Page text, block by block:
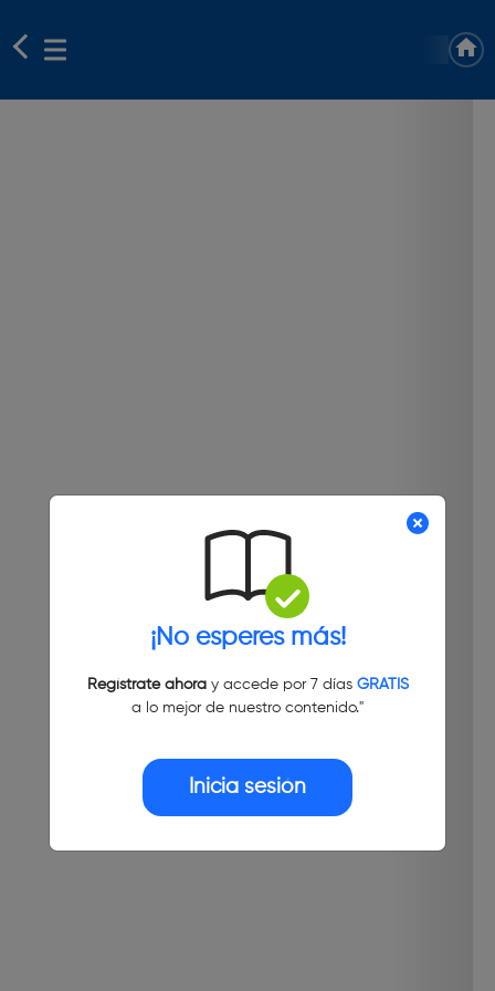
¡No esperes más!
Regístrate ahoray accede por 7 días GRATIS
a lo mejor de nuestro contenido."
Inicia sesión